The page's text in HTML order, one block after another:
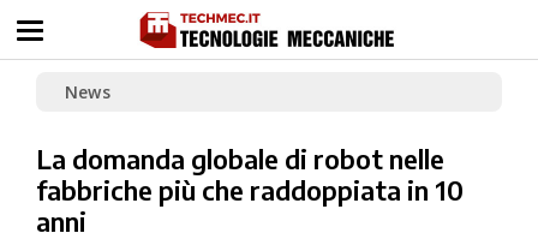
News
La domanda globale di robot nelle
fabbriche più che raddoppiata in 10
anni